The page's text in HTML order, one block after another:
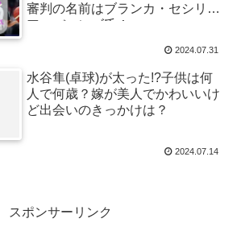
審判の名前はブランカ・セシリ
ア・バーンズ氏！
2024.07.31
水谷隼(卓球)が太った!?子供は何
人で何歳？嫁が美人でかわいいけ
ど出会いのきっかけは？
2024.07.14
スポンサーリンク